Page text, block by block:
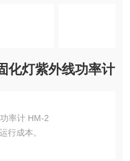
化灯紫外线功率计
率计 HM-2
行成本。